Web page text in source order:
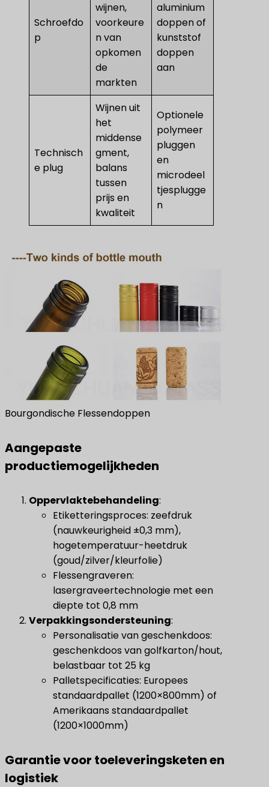
Schroefdo
p
wijnen,
voorkeure
n van
opkomen
de
markten
aluminium
doppen of
kunststof
doppen
aan
Technisch
e plug
Wijnen uit
het
middense
gment,
balans
tussen
prijs en
kwaliteit
Optionele
polymeer
pluggen
en
microdeel
tjesplugge
n
Bourgondische Flessendoppen
Aangepaste
productiemogelijkheden
Oppervlaktebehandeling​:
Etiketteringsproces: zeefdruk
(nauwkeurigheid ±0,3 mm),
hogetemperatuur-heetdruk
(goud/zilver/kleurfolie)
Flessengraveren:
lasergraveertechnologie met een
diepte tot 0,8 mm
Verpakkingsondersteuning​:
Personalisatie van geschenkdoos:
geschenkdoos van golfkarton/hout,
belastbaar tot 25 kg
Palletspecificaties: Europees
standaardpallet (1200×800mm) of
Amerikaans standaardpallet
(1200×1000mm)
Garantie voor toeleveringsketen en
logistiek